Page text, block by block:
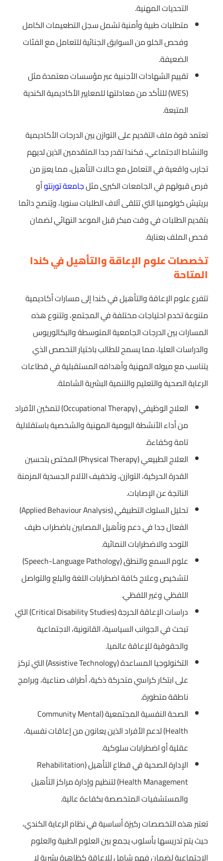
التحديات المهنية.
متطلبات طبية وأمنية تشمل سجل التطعيمات الكامل
وفحص الخلو من السوابق الجنائية للتعامل مع الفئات
الضعيفة.
تقييم الشهادات الأجنبية عبر مؤسسات معتمدة مثل
(WES) للتأكد من معادلتها للمعايير الأكاديمية الكندية
المتبعة.
تعتمد قوة ملف التقديم على التوازن بين الدرجات الأكاديمية
والنشاط الاجتماعي، فكندا تقدر جدا المتقدمين الذين لديهم
تجارب واقعية في التعامل مع حالات التأهيل، مما يعزز من
فرص قبولهم في الجامعات الكبرى مثلجامعة تورنتوأو
بريتيش كولومبيا التي تتلقى آلاف الطلبات سنويا، ويُنصح دائما
بتقديم الطلبات في وقت مبكر قبل الموعد النهائي لضمان
فحص الملف بعناية.
تخصصات علوم الإعاقة والتأهيل في كندا
المتاحة
تتفرع علوم الإعاقة والتأهيل في كندا إلى مسارات أكاديمية
متنوعة تخدم احتياجات مختلفة في المجتمع، وتتنوع هذه
المسارات بين الدرجات الجامعية المتوسطة والبكالوريوس
والدراسات العليا، مما يسمح للطالب باختيار التخصص الذي
يتناسب مع ميوله المهنية وأهدافه المستقبلية في قطاعات
الرعاية الصحية والتعليم والتنمية البشرية الشاملة.
العلاج الوظيفي (Occupational Therapy) لتمكين الأفراد
من أداء الأنشطة اليومية المهنية والشخصية باستقلالية
تامة وكفاءة.
العلاج الطبيعي (Physical Therapy) المختص بتحسين
القدرة الحركية، التوازن، وتخفيف الآلام الجسدية المزمنة
الناتجة عن الإصابات.
تحليل السلوك التطبيقي (Applied Behaviour Analysis)
الفعال جدا في دعم وتأهيل المصابين باضطراب طيف
التوحد والاضطرابات النمائية.
علوم السمع والنطق (Speech-Language Pathology)
لتشخيص وعلاج كافة اضطرابات اللغة والبلع والتواصل
اللفظي وغير اللفظي.
دراسات الإعاقة الحرجة (Critical Disability Studies) التي
تبحث في الجوانب السياسية، القانونية، الاجتماعية
والحقوقية للإعاقة عالميا.
التكنولوجيا المساعدة (Assistive Technology) التي تركز
على ابتكار كراسي متحركة ذكية، أطراف صناعية، وبرامج
ناطقة متطورة.
الصحة النفسية المجتمعية (Community Mental
Health) لدعم الأفراد الذين يعانون من إعاقات نفسية،
عقلية أو اضطرابات سلوكية.
الإدارة الصحية في قطاع التأهيل (Rehabilitation
Health Management) لتنظيم وإدارة مراكز التأهيل
والمستشفيات المتخصصة بكفاءة عالية.
تعتبر هذه التخصصات ركيزة أساسية في نظام الرعاية الكندي،
حيث يتم تدريسها بأسلوب يجمع بين العلوم الطبية والعلوم
الاجتماعية لضمان فهم شامل للإعاقة كظاهرة بشرية لا